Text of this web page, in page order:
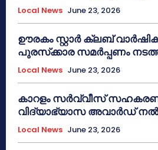
Local News June 23, 2026
ഊരകം സ്റ്റാർ ക്ലബ്
പുരസ്‌ക്കാര സമർപ്പണം
Local News June 23, 2026
കാറളം സർവ്വീസ്
വിദ്യാഭ്യാസ അവാർഡ്
Local News June 23, 2026